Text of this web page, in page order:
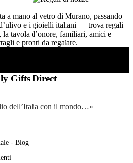
a mano al vetro di Murano, passando
e i gioielli italiani — trova regali
la tavola d’onore, familiari, amici e
e pronti da regalare.
Gifts Direct
dell’Italia con il mondo…»
- Blog